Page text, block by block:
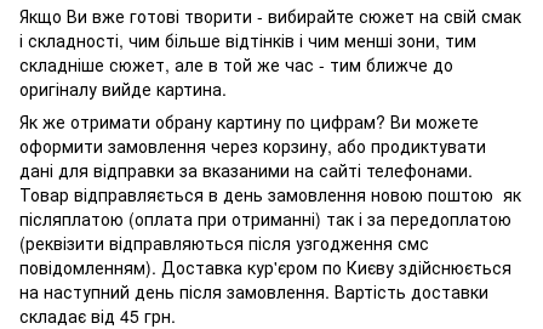
Якщо Ви вже готові творити - вибирайте сюжет на свій смак
і складності, чим більше відтінків і чим менші зони, тим
складніше сюжет, але в той же час - тим ближче до
оригіналу вийде картина.
Як же отримати обрану картину по цифрам? Ви можете
оформити замовлення через корзину, або продиктувати
дані для відправки за вказаними на сайті телефонами.
Товар відправляється в день замовлення новою поштою як
післяплатою (оплата при отриманні) так і за передоплатою
(реквізити відправляються після узгодження смс
повідомленням). Доставка кур'єром по Києву здійснюється
на наступний день після замовлення. Вартість доставки
складає від 45 грн.